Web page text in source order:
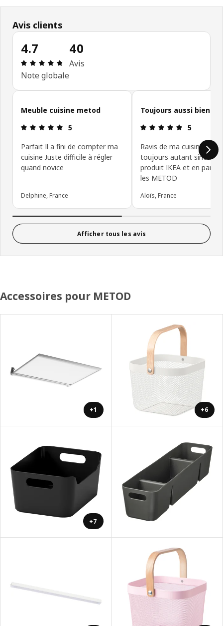
Avis clients
4.7
Avis: 4.7 sur 5 étoiles Nombre total d'avis: 40
Note globale
40
Avis
Ignorer les avis clients
Meuble cuisine metod
Avis: 5 sur 5 étoiles
5
Parfait Il a fini de compter ma
cuisine Juste difficile à régler
quand novice
Delphine, France
Toujours aussi bien
Avis: 5 sur
5
Ravis de ma cuisine,
toujours autant sinon
produit IKEA et en
les METOD
Aloïs, France
Afficher tous les avis
Accessoires pour METOD
+1 +6
+7